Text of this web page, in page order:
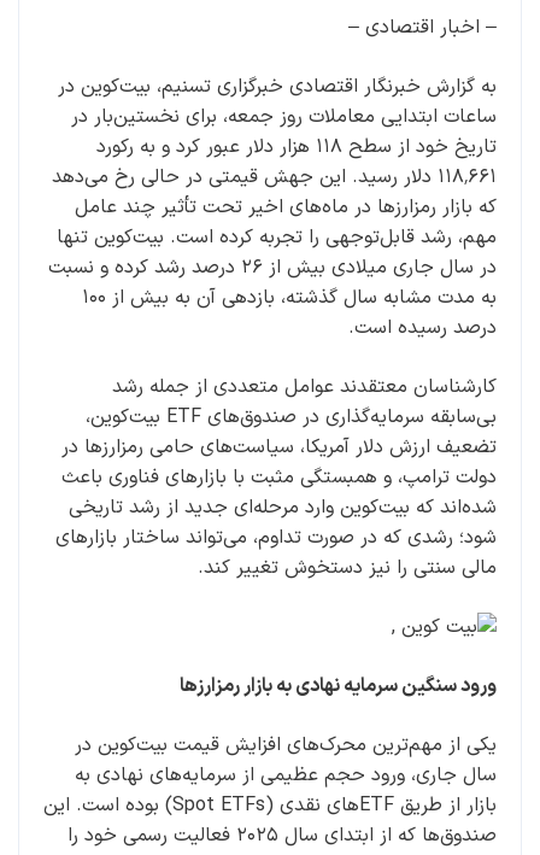
– اخبار اقتصادی –
به گزارش خبرنگار اقتصادی خبرگزاری تسنیم، بیت‌کوین در
ساعات ابتدایی معاملات روز جمعه، برای نخستین‌بار در
تاریخ خود از سطح ۱۱۸ هزار دلار عبور کرد و به رکورد
۱۱۸٬۶۶۱ دلار رسید. این جهش قیمتی در حالی رخ می‌دهد
که بازار رمزارزها در ماه‌های اخیر تحت تأثیر چند عامل
مهم، رشد قابل‌توجهی را تجربه کرده است. بیت‌کوین تنها
در سال جاری میلادی بیش از ۲۶ درصد رشد کرده و نسبت
به مدت مشابه سال گذشته، بازدهی آن به بیش از ۱۰۰
درصد رسیده است.
کارشناسان معتقدند عوامل متعددی از جمله رشد
بی‌سابقه سرمایه‌گذاری در صندوق‌های ETF بیت‌کوین،
تضعیف ارزش دلار آمریکا، سیاست‌های حامی رمزارزها در
دولت ترامپ، و همبستگی مثبت با بازارهای فناوری باعث
شده‌اند که بیت‌کوین وارد مرحله‌ای جدید از رشد تاریخی
شود؛ رشدی که در صورت تداوم، می‌تواند ساختار بازارهای
مالی سنتی را نیز دستخوش تغییر کند.
ورود سنگین سرمایه‌ نهادی به بازار رمزارزها
یکی از مهم‌ترین محرک‌های افزایش قیمت بیت‌کوین در
سال جاری، ورود حجم عظیمی از سرمایه‌های نهادی به
بازار از طریق ETFهای نقدی (Spot ETFs) بوده است. این
صندوق‌ها که از ابتدای سال ۲۰۲۵ فعالیت رسمی خود را